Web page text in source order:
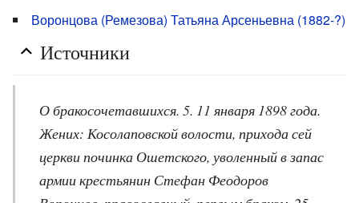
Воронцова (Ремезова) Татьяна Арсеньевна (1882-?)
Источники
О бракосочетавшихся. 5. 11 января 1898 года.
Жених: Косолаповской волости, прихода сей
церкви починка Ошетского, уволенный в запас
армии крестьянин Стефан Феодоров